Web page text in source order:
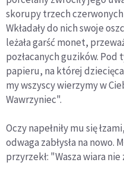
skorupy trzech
Wkładały do nich swoje
leżała garść monet,
pozłacanych guzików. Pod
papieru, na której
my wszyscy wierzymy w
Wawrzyniec".
Oczy napełniły mu się
odwaga zabłysła na nowo.
przyrzekł: "Wasza wiara